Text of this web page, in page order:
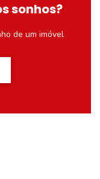
sonhos?
de um imóvel